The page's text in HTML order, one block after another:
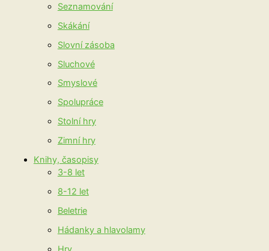
Seznamování
Skákání
Slovní zásoba
Sluchové
Smyslové
Spolupráce
Stolní hry
Zimní hry
Knihy, časopisy
3-8 let
8-12 let
Beletrie
Hádanky a hlavolamy